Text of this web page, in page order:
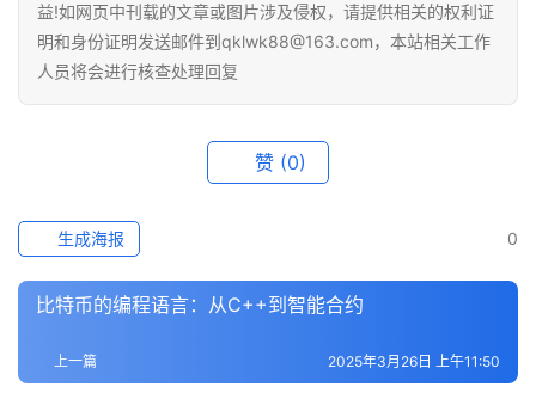
讯
专
题
益!如网页中刊载的文章或图片涉及侵权，请提供相关的权利证
明和身份证明发送邮件到qklwk88@163.com，本站相关工作
人员将会进行核查处理回复
赞 (0)
0
生成海报
比特币的编程语言：从C++到智能合约
上一篇 2025年3月26日 上午11:50